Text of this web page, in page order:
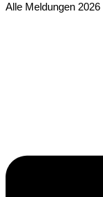
Alle Meldungen 2026